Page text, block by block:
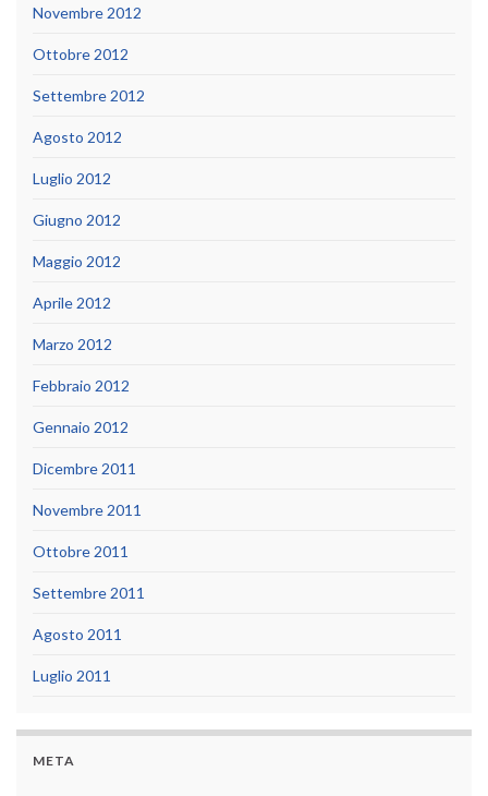
Novembre 2012
Ottobre 2012
Settembre 2012
Agosto 2012
Luglio 2012
Giugno 2012
Maggio 2012
Aprile 2012
Marzo 2012
Febbraio 2012
Gennaio 2012
Dicembre 2011
Novembre 2011
Ottobre 2011
Settembre 2011
Agosto 2011
Luglio 2011
META